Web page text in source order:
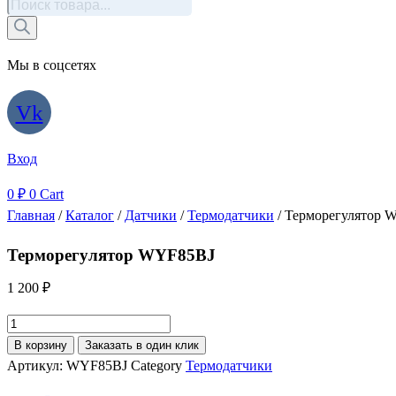
Поиск
товаров
Мы в соцсетях
Vk
Вход
0 ₽ 0 Cart
Главная /Каталог / Датчики /Термодатчики / Терморегулятор
Терморегулятор WYF85BJ
1 200 ₽
Количество
товара
Терморегулятор
В корзину Заказать в один клик
Артикул: WYF85BJ Category Термодатчики